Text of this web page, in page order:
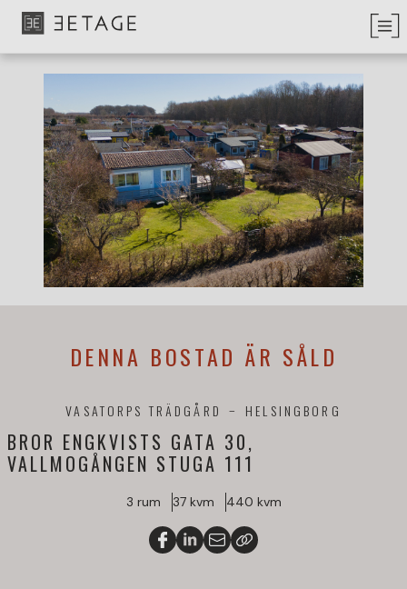
DENNA BOSTAD ÄR SÅLD
BROR ENGKVISTS GATA 30,
VALLMOGÅNGEN STUGA 111
VASATORPS TRÄDGÅRD HELSINGBORG
3 rum 37 kvm 440 kvm